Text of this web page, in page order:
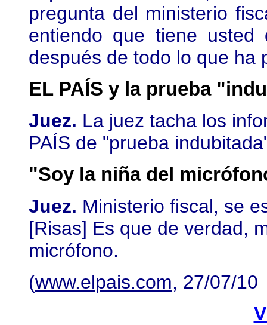
pregunta del ministerio
entiendo que tiene
después de todo lo que
EL PAÍS y la prueba
Juez. La juez tacha los
PAÍS de "prueba
"Soy la niña del
Juez. Ministerio fiscal, se
[Risas] Es que de verdad,
micrófono.
(www.elpais.com, 27/07/10